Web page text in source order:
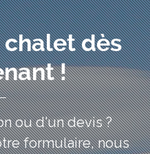
chalet dès
!
ou d'un devis ?
formulaire, nous